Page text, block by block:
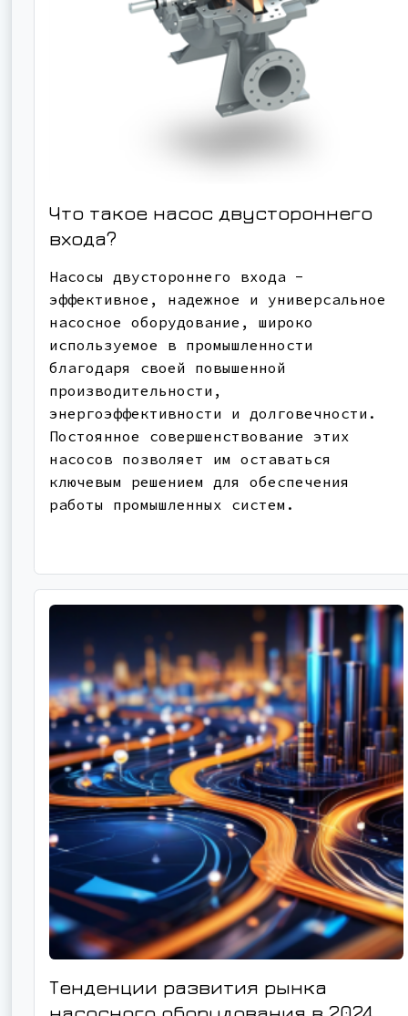
Что такое насос двустороннего
входа?
Насосы двустороннего входа -
эффективное, надежное и универсальное
насосное оборудование, широко
используемое в промышленности
благодаря своей повышенной
производительности,
энергоэффективности и долговечности.
Постоянное совершенствование этих
насосов позволяет им оставаться
ключевым решением для обеспечения
работы промышленных систем.
Тенденции развития рынка